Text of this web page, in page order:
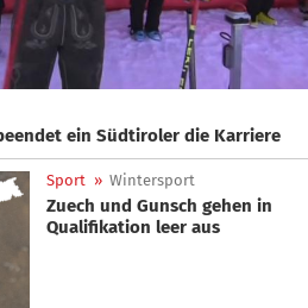
ein Südtiroler die Karriere
Sport » Wintersport
Zuech und Gunsch gehen in
Qualifikation leer aus